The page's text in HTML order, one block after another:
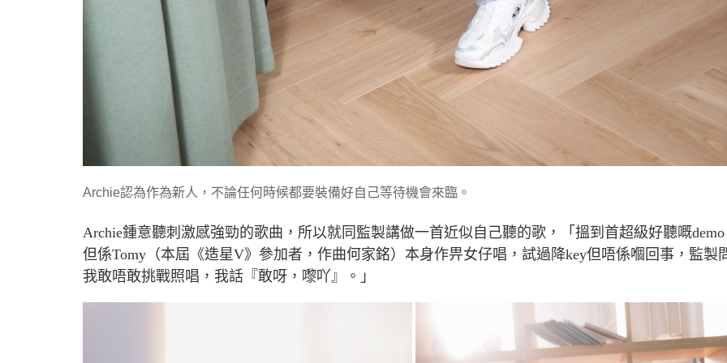
Archie認為作為新人，不論任何時候都要裝備好自己等待機會來臨。
Archie鍾意聽刺激感強勁的歌曲，所以就同監製講做一首近似自己聽的歌，「搵到首超級好聽嘅demo
但係Tomy （本屆《造星V》參加者，作曲何家銘）本身作畀女仔唱，試過降key但唔係嗰回事，監製
我敢唔敢挑戰照唱，我話『敢呀，嚟吖』。」